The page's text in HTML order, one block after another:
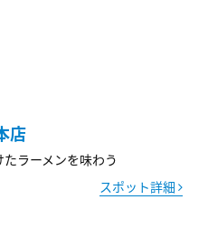
店
ラーメンを味わう
スポット詳細